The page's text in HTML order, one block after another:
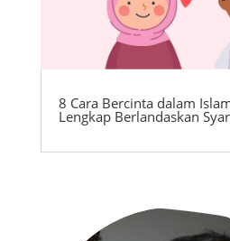
8 Cara Bercinta dalam
Lengkap Berlandaskan